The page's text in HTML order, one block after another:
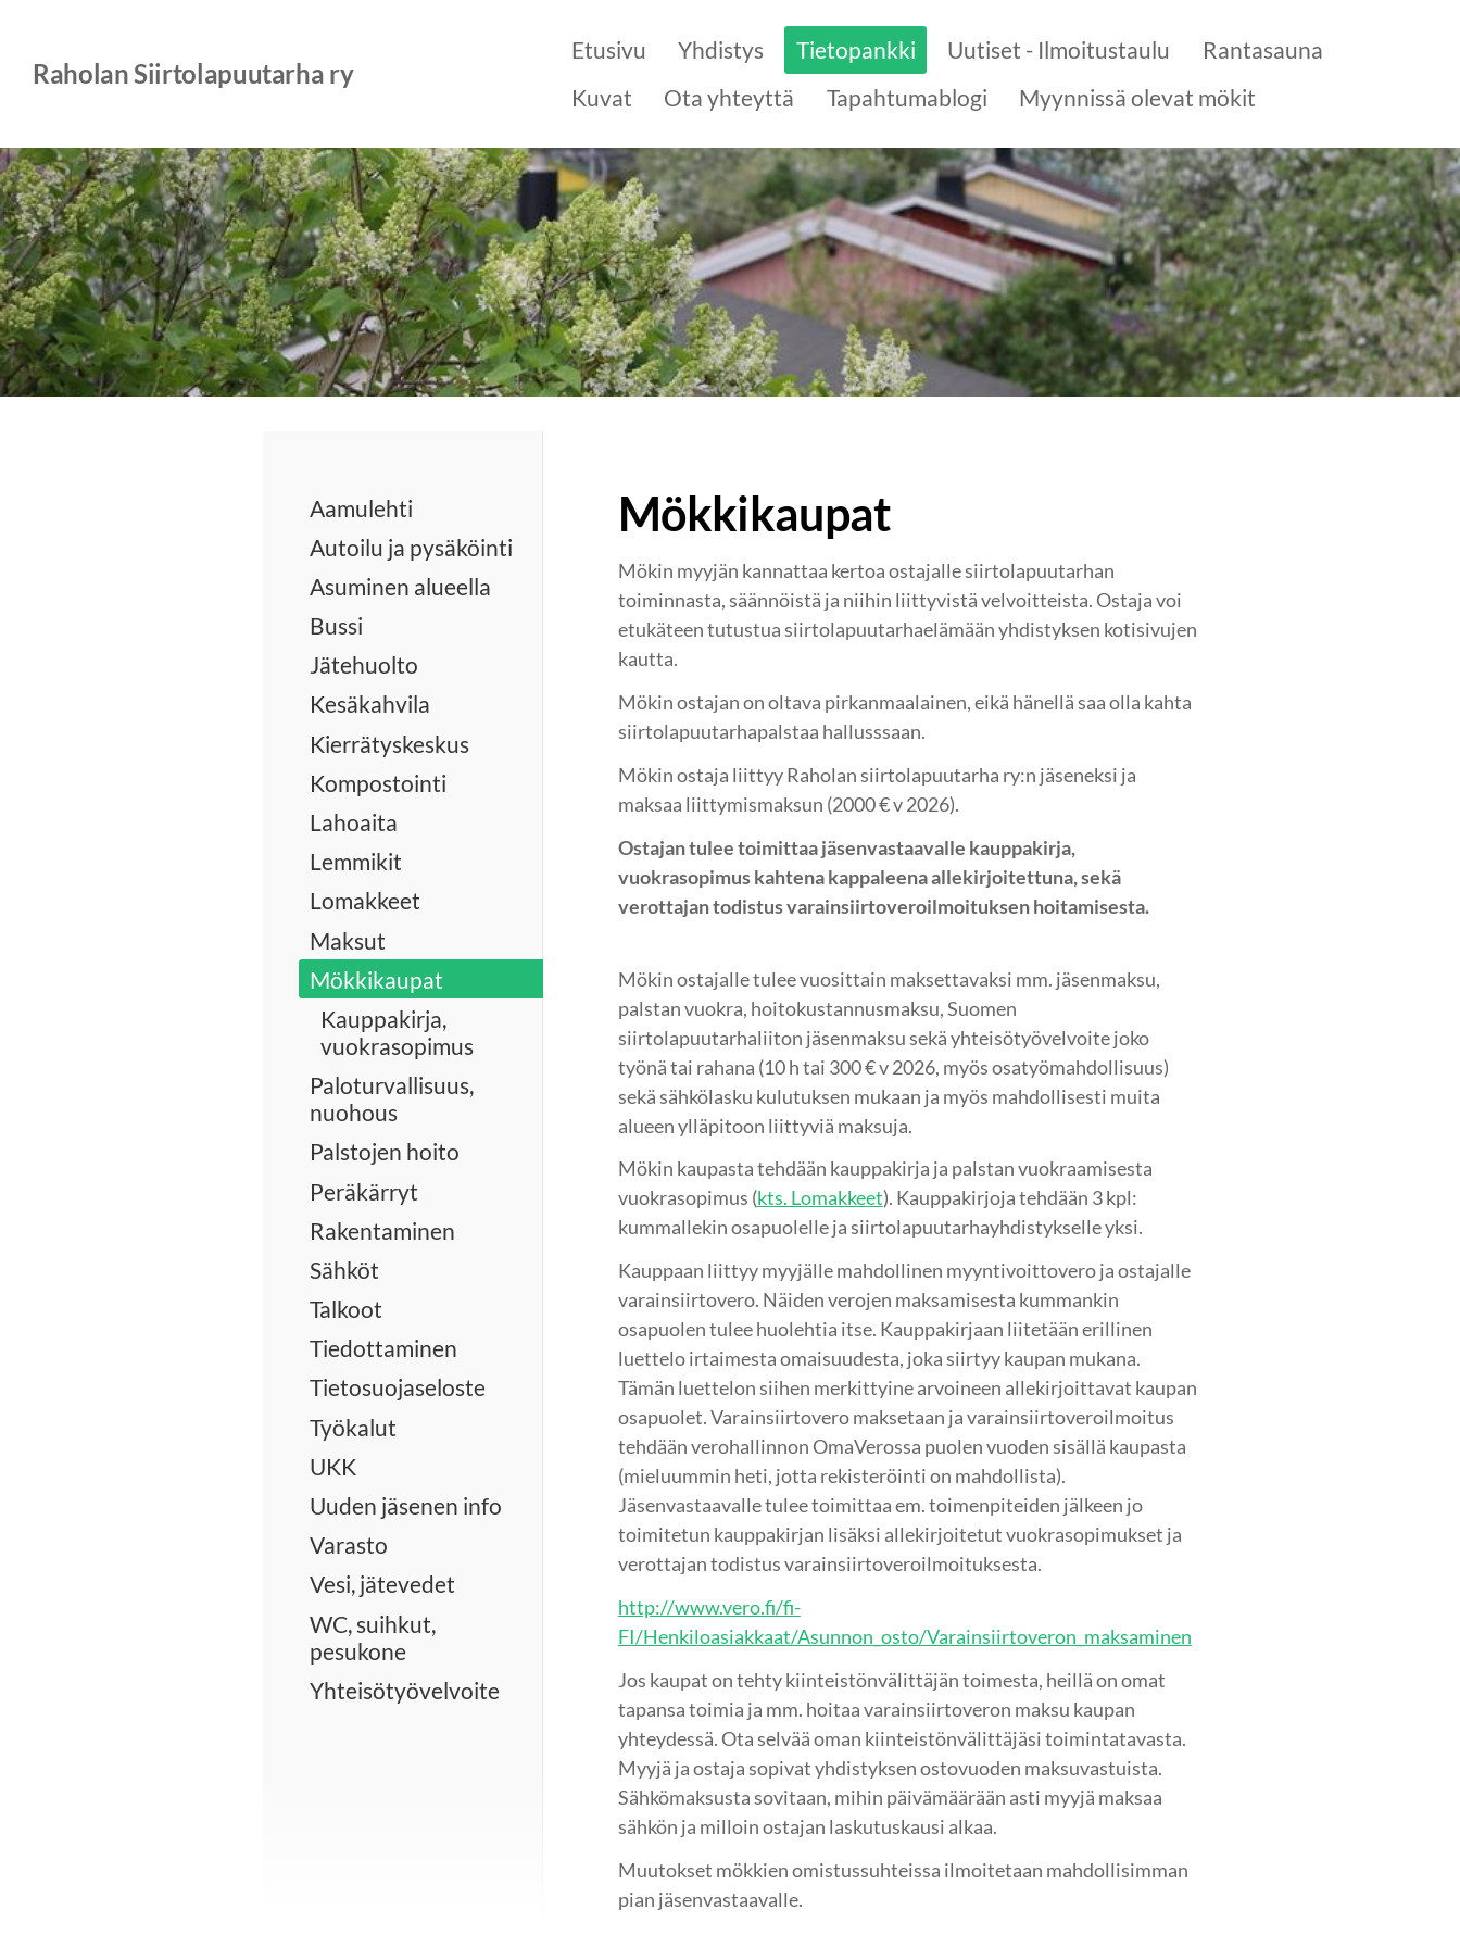
sisältöön
Raholan Siirtolapuutarha ry
Etusivu Yhdistys Tietopankki Uutiset - Ilmoitustaulu
Rantasauna
Kuvat
Ota yhteyttä Tapahtumablogi Myynnissä olevat mökit
Aamulehti
Autoilu ja pysäköinti
Asuminen alueella
Bussi
Jätehuolto
Kesäkahvila
Kierrätyskeskus
Kompostointi
Lahoaita
Lemmikit
Lomakkeet
Maksut
Mökkikaupat
Kauppakirja,
vuokrasopimus
Paloturvallisuus,
nuohous
Palstojen hoito
Peräkärryt
Rakentaminen
Sähköt
Talkoot
Tiedottaminen
Tietosuojaseloste
Työkalut
UKK
Uuden jäsenen info
Varasto
Vesi, jätevedet
WC, suihkut,
pesukone
Yhteisötyövelvoite
Mökkikaupat
Mökin myyjän kannattaa kertoa ostajalle siirtolapuutarhan
toiminnasta, säännöistä ja niihin liittyvistä velvoitteista. Ostaja voi
etukäteen tutustua siirtolapuutarhaelämään yhdistyksen kotisivujen
kautta.
Mökin ostajan on oltava pirkanmaalainen, eikä hänellä saa olla kahta
siirtolapuutarhapalstaa hallusssaan.
Mökin ostaja liittyy Raholan siirtolapuutarha ry:n jäseneksi ja
maksaa liittymismaksun (2000 € v 2026).
Ostajan tulee toimittaa jäsenvastaavalle kauppakirja,
vuokrasopimus kahtena kappaleena allekirjoitettuna, sekä
verottajan todistus varainsiirtoveroilmoituksen hoitamisesta.
Mökin ostajalle tulee vuosittain maksettavaksi mm. jäsenmaksu,
palstan vuokra, hoitokustannusmaksu, Suomen
siirtolapuutarhaliiton jäsenmaksu sekä yhteisötyövelvoite joko
työnä tai rahana (10 h tai 300 € v 2026, myös osatyömahdollisuus)
sekä sähkölasku kulutuksen mukaan ja myös mahdollisesti muita
alueen ylläpitoon liittyviä maksuja.
Mökin kaupasta tehdään kauppakirja ja palstan vuokraamisesta
vuokrasopimus (kts. Lomakkeet). Kauppakirjoja tehdään 3 kpl:
kummallekin osapuolelle ja siirtolapuutarhayhdistykselle yksi.
Kauppaan liittyy myyjälle mahdollinen myyntivoittovero ja ostajalle
varainsiirtovero. Näiden verojen maksamisesta kummankin
osapuolen tulee huolehtia itse. Kauppakirjaan liitetään erillinen
luettelo irtaimesta omaisuudesta, joka siirtyy kaupan mukana.
Tämän luettelon siihen merkittyine arvoineen allekirjoittavat kaupan
osapuolet. Varainsiirtovero maksetaan ja varainsiirtoveroilmoitus
tehdään verohallinnon OmaVerossa puolen vuoden sisällä kaupasta
(mieluummin heti, jotta rekisteröinti on mahdollista).
Jäsenvastaavalle tulee toimittaa em. toimenpiteiden jälkeen jo
toimitetun kauppakirjan lisäksi allekirjoitetut vuokrasopimukset ja
verottajan todistus varainsiirtoveroilmoituksesta.
http://www.vero.fi/fi-
FI/Henkiloasiakkaat/Asunnon_osto/Varainsiirtoveron_maksaminen
Jos kaupat on tehty kiinteistönvälittäjän toimesta, heillä on omat
tapansa toimia ja mm. hoitaa varainsiirtoveron maksu kaupan
yhteydessä. Ota selvää oman kiinteistönvälittäjäsi toimintatavasta.
Myyjä ja ostaja sopivat yhdistyksen ostovuoden maksuvastuista.
Sähkömaksusta sovitaan, mihin päivämäärään asti myyjä maksaa
sähkön ja milloin ostajan laskutuskausi alkaa.
Muutokset mökkien omistussuhteissa ilmoitetaan mahdollisimman
pian jäsenvastaavalle.